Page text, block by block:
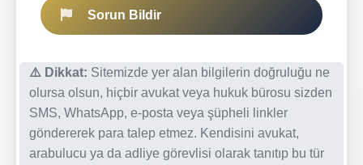
Sorun Bildir
⚠️ Dikkat: Sitemizde yer alan bilgilerin doğruluğu ne
olursa olsun, hiçbir avukat veya hukuk bürosu sizden
SMS, WhatsApp, e-posta veya şüpheli linkler
göndererek para talep etmez. Kendisini avukat,
arabulucu ya da adliye görevlisi olarak tanıtıp bu tür